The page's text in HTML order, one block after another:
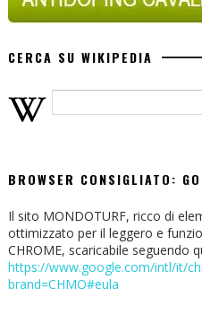
CERCA SU WIKIPEDIA
BROWSER CONSIGLIATO:
Il sito MONDOTURF, ricco di
ottimizzato per il leggero e
CHROME, scaricabile seguendo
https://www.google.com/intl/it/
brand=CHMO#eula